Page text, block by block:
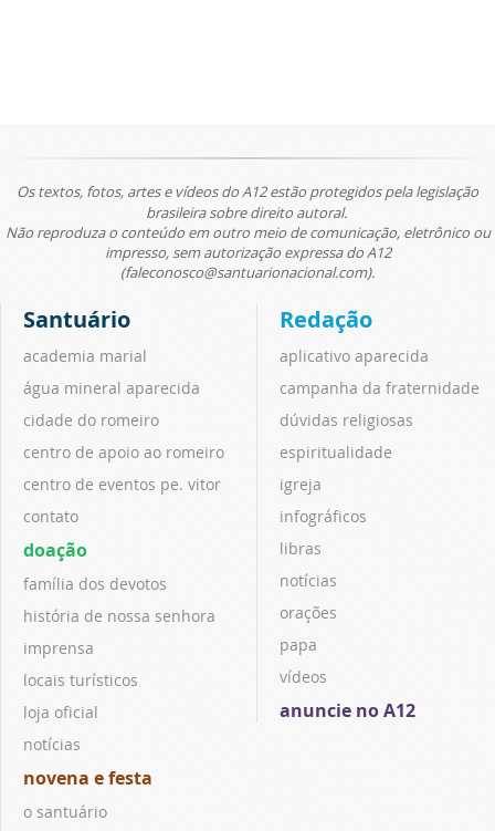
Os textos, fotos, artes e vídeos do A12 estão protegidos pela legislação
brasileira sobre direito autoral.
Não reproduza o conteúdo em outro meio de comunicação, eletrônico ou
impresso, sem autorização expressa do A12
(faleconosco@santuarionacional.com).
Santuário
academia marial
água mineral aparecida
cidade do romeiro
centro de apoio ao romeiro
centro de eventos pe. vitor
contato
doação
família dos devotos
história de nossa senhora
imprensa
locais turísticos
loja oficial
notícias
novena e festa
o santuário
Redação
aplicativo aparecida
campanha da fraternidade
dúvidas religiosas
espiritualidade
igreja
infográficos
libras
notícias
orações
papa
vídeos
anuncie no A12